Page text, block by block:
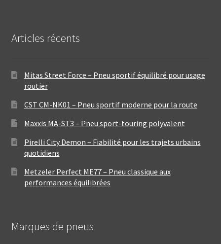
Articles récents
Mitas Street Force – Pneu sportif équilibré pour usage
routier
CST CM-NK01 – Pneu sportif moderne pour la route
Maxxis MA-ST3 – Pneu sport-touring polyvalent
Pirelli City Demon – Fiabilité pour les trajets urbains
quotidiens
Metzeler Perfect ME77 – Pneu classique aux
performances équilibrées
Marques de pneus